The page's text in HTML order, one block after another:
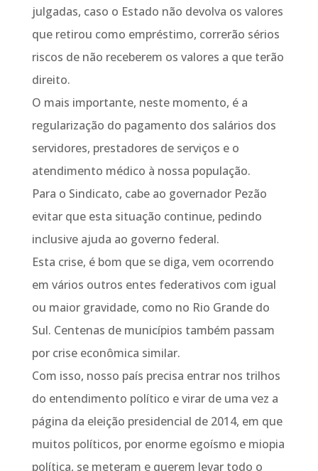
julgadas, caso o Estado não devolva os valores
que retirou como empréstimo, correrão sérios
riscos de não receberem os valores a que terão
direito.
O mais importante, neste momento, é a
regularização do pagamento dos salários dos
servidores, prestadores de serviços e o
atendimento médico à nossa população.
Para o Sindicato, cabe ao governador Pezão
evitar que esta situação continue, pedindo
inclusive ajuda ao governo federal.
Esta crise, é bom que se diga, vem ocorrendo
em vários outros entes federativos com igual
ou maior gravidade, como no Rio Grande do
Sul. Centenas de municípios também passam
por crise econômica similar.
Com isso, nosso país precisa entrar nos trilhos
do entendimento político e virar de uma vez a
página da eleição presidencial de 2014, em que
muitos políticos, por enorme egoísmo e miopia
política, se meteram e querem levar todo o